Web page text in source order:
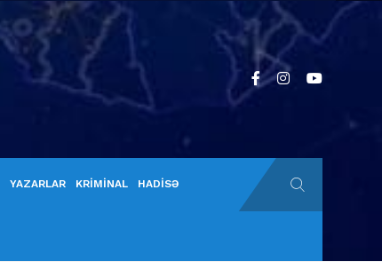
YAZARLAR KRİMİNAL HADİSƏ